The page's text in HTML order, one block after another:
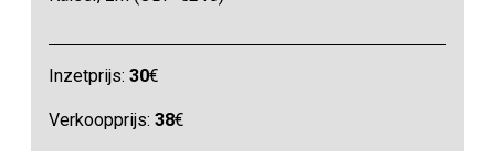
Inzetprijs:30€
Verkoopprijs:38€